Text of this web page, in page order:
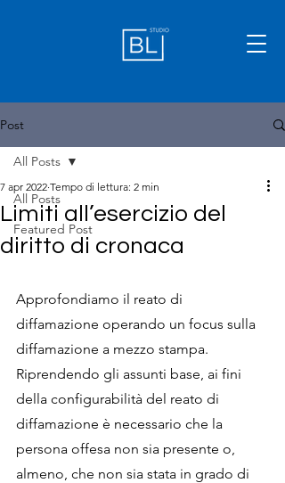
Post
All Posts
Featured Post
All Posts
Limiti all’esercizio del
diritto di cronaca
7 apr 2022 Tempo di lettura: 2 min
Approfondiamo il reato di
diffamazione operando un focus sulla
diffamazione a mezzo stampa.
Riprendendo gli assunti base, ai fini
della configurabilità del reato di
diffamazione è necessario che la
persona offesa non sia presente o,
almeno, che non sia stata in grado di